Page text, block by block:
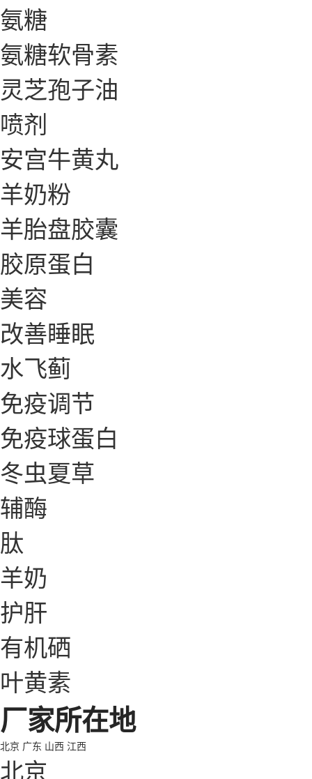
氨糖
氨糖软骨素
灵芝孢子油
喷剂
安宫牛黄丸
羊奶粉
羊胎盘胶囊
胶原蛋白
美容
改善睡眠
水飞蓟
免疫调节
免疫球蛋白
冬虫夏草
辅酶
肽
羊奶
护肝
有机硒
叶黄素
厂家所在地
北京 广东 山西 江西
北京